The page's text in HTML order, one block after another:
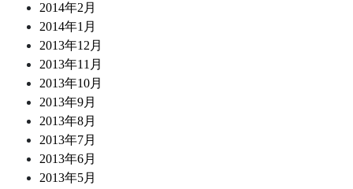
2014年2月
2014年1月
2013年12月
2013年11月
2013年10月
2013年9月
2013年8月
2013年7月
2013年6月
2013年5月